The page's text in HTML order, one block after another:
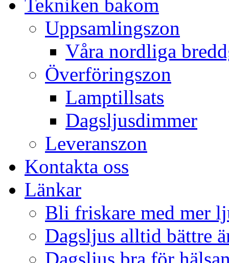
Tekniken bakom
Uppsamlingszon
Våra nordliga
Överföringszon
Lamptillsats
Dagsljusdimmer
Leveranszon
Kontakta oss
Länkar
Bli friskare med mer
Dagsljus alltid bättre
Dagsljus bra för